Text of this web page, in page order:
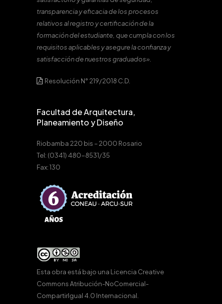
transparencia y eficacia de los procesos
relativos al registro y certificación de la
formación del estudiante, que cumpla con los
requisitos aplicables y asegure la confianza y
satisfacción de nuestros graduados».
Resolución N° 219/2018 C.D.
Facultad de Arquitectura,
Planeamiento y Diseño
Riobamba 220 bis – 2000 Rosario
Tel: (0341) 480-8531/35
Fax: 130
Esta obra está bajo una Licencia Creative
Commons Atribución-NoComercial-
CompartirIgual 4.0 Internacional.